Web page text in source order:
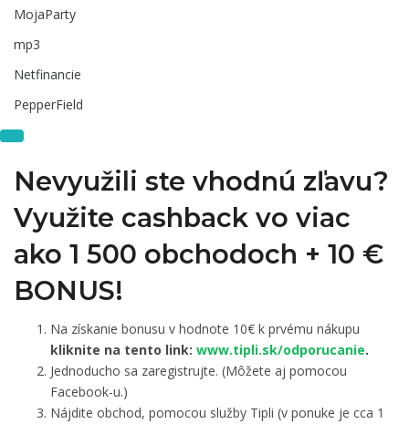
MojaParty
mp3
Netfinancie
PepperField
Nevyužili ste vhodnú zľavu?
Využite cashback vo viac
ako 1 500 obchodoch + 10 €
BONUS!
Na získanie bonusu v hodnote 10€ k prvému nákupu
kliknite na tento link: www.tipli.sk/odporucanie.
Jednoducho sa zaregistrujte. (Môžete aj pomocou
Facebook-u.)
Nájdite obchod, pomocou služby Tipli (v ponuke je cca 1